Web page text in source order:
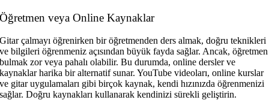
Öğretmen veya Online Kaynaklar
Gitar çalmayı öğrenirken bir öğretmenden ders almak, doğru teknikleri
ve bilgileri öğrenmeniz açısından büyük fayda sağlar. Ancak, öğretmen
bulmak zor veya pahalı olabilir. Bu durumda, online dersler ve
kaynaklar harika bir alternatif sunar. YouTube videoları, online kurslar
ve gitar uygulamaları gibi birçok kaynak, kendi hızınızda öğrenmenizi
sağlar. Doğru kaynakları kullanarak kendinizi sürekli geliştirin.